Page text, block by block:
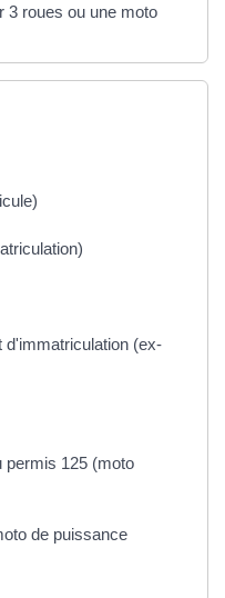
3 roues ou une moto
d'immatriculation (ex-
permis 125 (moto
de puissance